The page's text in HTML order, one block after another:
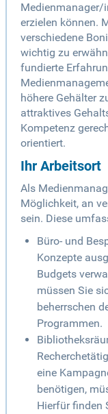
Medienmanager/
erzielen können.
verschiedene
wichtig zu
fundierte
höhere Gehälter
attraktives
Kompetenz
orientiert.
Ihr Arbeitsort
Als
Möglichkeit, an
sein. Diese
Büro- und
Konzepte
Budgets
müssen Sie
beherrschen
Programmen.
eine
benötigen,
Hierfür finden